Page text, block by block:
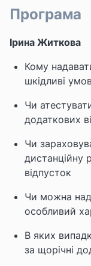
Програма
Ірина Житкова
Кому
шкідливі
Чи
додаткових
Чи
дистанційну
відпусток
Чи можна
особливий
В яких
за щорічні